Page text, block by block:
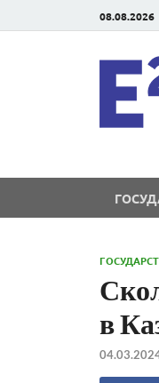
08.08.2026
в